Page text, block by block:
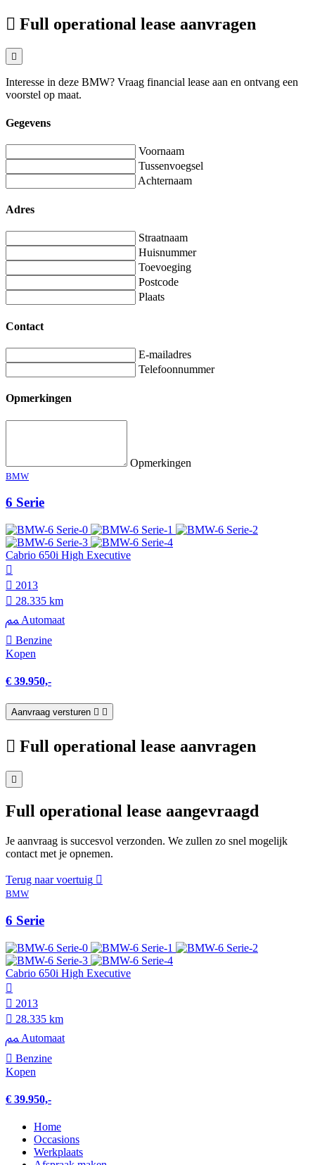
Full operational lease aanvragen
Interesse in deze BMW? Vraag financial lease aan en ontvang een
voorstel op maat.
Gegevens
Voornaam
Tussenvoegsel
Achternaam
Adres
Straatnaam
Huisnummer
Toevoeging
Postcode
Plaats
Contact
E-mailadres
Telefoonnummer
Opmerkingen
Opmerkingen
BMW
6 Serie
Cabrio 650i High Executive
2013
28.335 km
Automaat
Benzine
Kopen
€ 39.950,-
Aanvraag versturen
Full operational lease aanvragen
Full operational lease aangevraagd
Je aanvraag is succesvol verzonden. We zullen zo snel mogelijk
contact met je opnemen.
Terug naar voertuig
BMW
6 Serie
Cabrio 650i High Executive
2013
28.335 km
Automaat
Benzine
Kopen
€ 39.950,-
Home
Occasions
Werkplaats